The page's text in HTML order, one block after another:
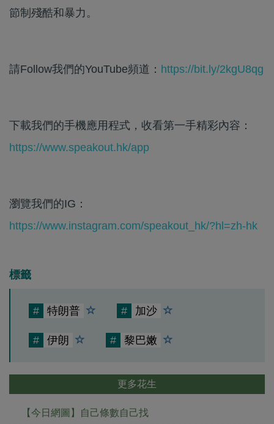
節制殘酷和暴力。
請Follow我們的YouTube頻道： https://bit.ly/2kgU8qg
下載我們的手機應用程式，收看第一手精彩內容：
https://www.speakout.hk/app
瀏覽我們的IG：
https://www.instagram.com/speakout_hk/?hl=zh-hk
標籤
# 特朗普 # 加沙
# 伊朗 # 黎巴嫩
更多花生
【今日網圖】自己條數自己找